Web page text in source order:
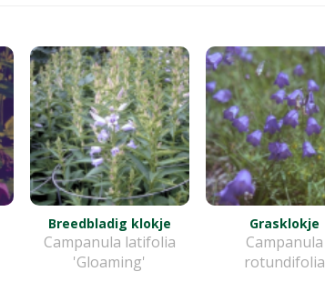
Breedbladig klokje
Campanula latifolia
'Gloaming'
Grasklokje
Campanula
rotundifolia